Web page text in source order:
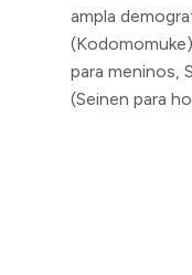
ampla
para meninos,
(Seinen para